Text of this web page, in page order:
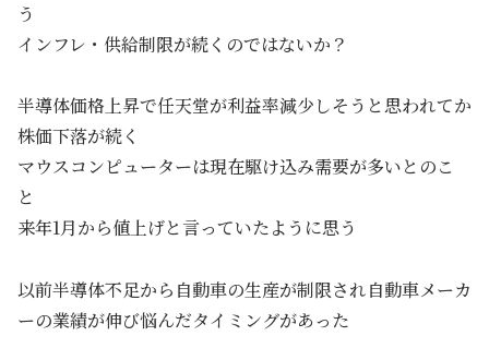
う
インフレ・供給制限が続くのではないか？
半導体価格上昇で任天堂が利益率減少しそうと思われてか
株価下落が続く
マウスコンピューターは現在駆け込み需要が多いとのこ
と
来年1月から値上げと言っていたように思う
以前半導体不足から自動車の生産が制限され自動車メーカ
ーの業績が伸び悩んだタイミングがあった